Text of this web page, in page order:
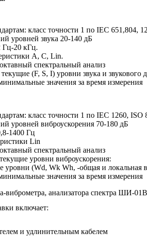
класс точности 1 по IEC 651,804,
уровней звука 20-140 дБ
Гц-20 кГц.
A, C, Lin.
спектральный анализ
(F, S, I) уровни звука и звукового
значения за время измерения
класс точности 1 по IEC 1260,
уровней виброускорения 70-180 дБ
1400 Гц
Lin
спектральный анализ
уровни виброускорения:
уровни (Wd, Wk Wh, -общая и локальная
значения за время измерения
анализатора спектра ШИ-
включает:
и удлинительным кабелем